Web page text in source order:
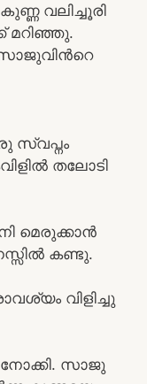
വലിച്ചൂരി
മറിഞ്ഞു.
സ്വപ്നം
തലോടി
മെരുക്കാൻ
കണ്ടു.
വിളിച്ചു
സാജു